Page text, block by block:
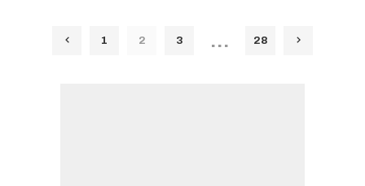
1 2 3 … 28